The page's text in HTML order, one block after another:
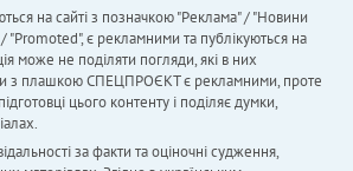
на сайті з позначкою "Реклама" / "Новини
"Promoted", є рекламними та публікуються на
може не поділяти погляди, які в них
з плашкою СПЕЦПРОЄКТ є рекламними, проте
цього контенту і поділяє думки,
за факти та оціночні судження,